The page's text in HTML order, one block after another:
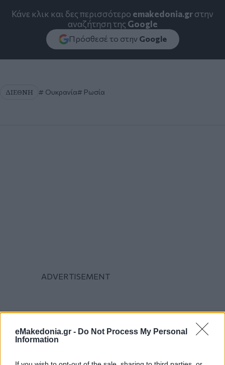
eMakedonia.gr - Do Not Process My Personal
Information
Κάνε κλικ και δες περισσότερο emakedonia.grστην
αναζήτηση της Google
Πρόσθεσέ το στην Google
ΔΙΕΘΝΗ Ουκρανία Ρωσία